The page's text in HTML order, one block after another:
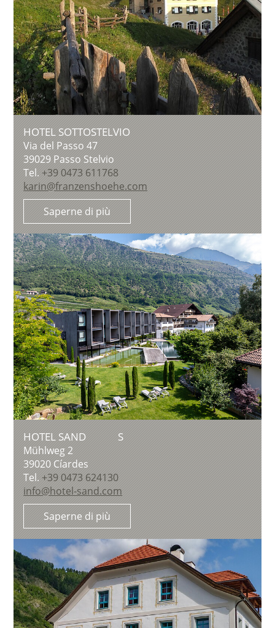
HOTEL SOTTOSTELVIO
Via del Passo 47
39029 Passo Stelvio
Tel.+39 0473 611768
karin@franzenshoehe.com
Saperne di più
HOTEL SAND S
Mühlweg 2
39020 Cíardes
Tel.+39 0473 624130
info@hotel-sand.com
Saperne di più